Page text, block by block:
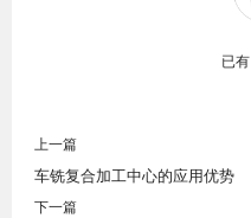
已有
上一篇
车铣复合加工中心的应用优势
下一篇